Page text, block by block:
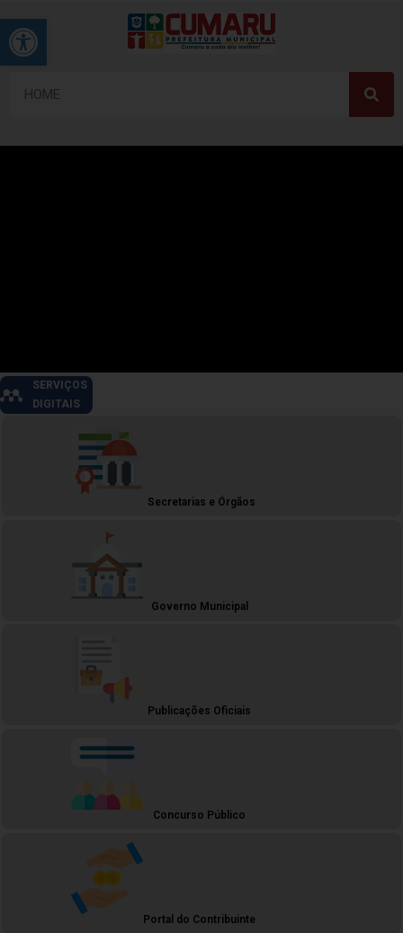
Barra de Ferramentas Aberta
SERVIÇOS
DIGITAIS
Secretarias e Órgãos
Governo Municipal
Publicações Oficiais
Concurso Público
Portal do Contribuinte